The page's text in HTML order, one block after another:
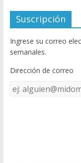
e
b
o
o
k
itt
er
u
T
u
e
C
Suscripción
Ingrese su correo
semanales.
Dirección de correo
Dirección
de